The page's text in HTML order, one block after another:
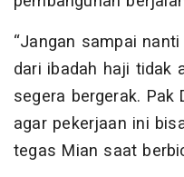
“Jangan sampai
dari ibadah haji tidak
segera bergerak.
agar pekerjaan ini
tegas Mian saat